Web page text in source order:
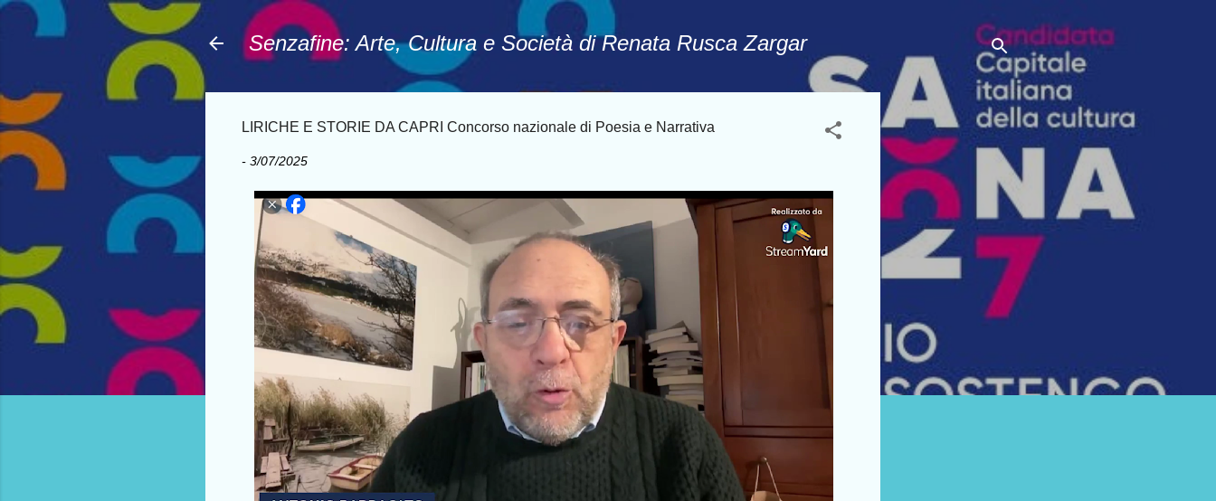
Senzafine: Arte, Cultura e Società di Renata Rusca Zargar
LIRICHE E STORIE DA CAPRI Concorso nazionale di Poesia e Narrativa
- 3/07/2025